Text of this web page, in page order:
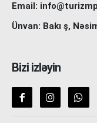
Email:
Ünvan: Bakı ş,
Bizi izləyin